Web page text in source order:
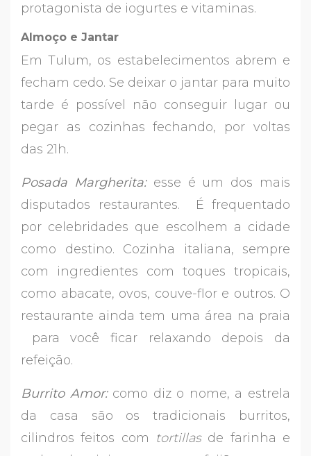
protagonista de iogurtes e vitaminas.
Almoço e Jantar
Em Tulum, os estabelecimentos abrem e
fecham cedo. Se deixar o jantar para muito
tarde é possível não conseguir lugar ou
pegar as cozinhas fechando, por voltas
das 21h.
Posada Margherita: esse é um dos mais
disputados restaurantes. É frequentado
por celebridades que escolhem a cidade
como destino. Cozinha italiana, sempre
com ingredientes com toques tropicais,
como abacate, ovos, couve-flor e outros. O
restaurante ainda tem uma área na praia
para você ficar relaxando depois da
refeição.
Burrito Amor: como diz o nome, a estrela
da casa são os tradicionais burritos,
cilindros feitos com tortillas de farinha e